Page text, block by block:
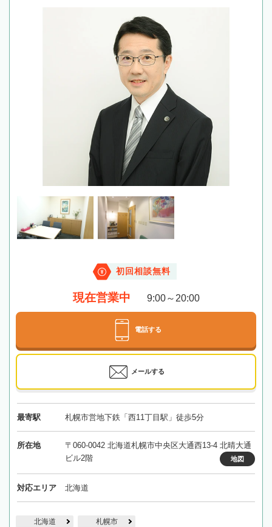
初回相談無料
現在営業中 9:00～20:00
電話する
メールする
最寄駅 札幌市営地下鉄「西11丁目駅」徒歩5分
所在地
〒060-0042 北海道札幌市中央区大通西13-4 北晴大通
ビル2階
地図
対応エリア 北海道
北海道 札幌市